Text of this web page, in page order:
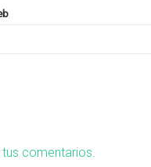
comentarios.